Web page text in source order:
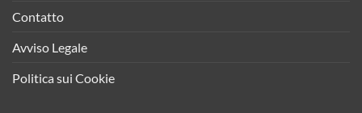
Contatto
Avviso Legale
Politica sui Cookie